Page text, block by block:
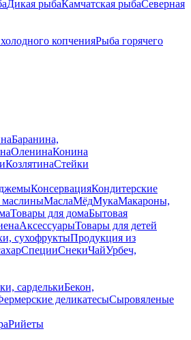
Дикая рыбаКамчатская рыбаСеверная
копченияРыба горячего
Баранина,
ОленинаКонина
КозлятинаСтейки
КонсервацияКондитерские
МаслаМёдМукаМакароны,
Товары для домаБытовая
АксессуарыТовары для детей
сухофруктыПродукция из
СпецииСнекиЧайУрбеч,
сарделькиБекон,
деликатесыСыровяленые
Рийеты